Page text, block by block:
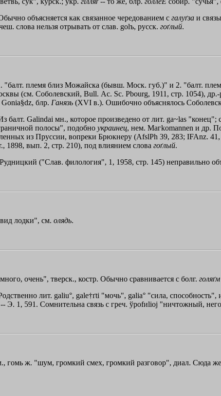
объясняется как связанное чередованием с галуґза и
слова нельзя отрывать от слав. golъ, русск. гоґлый.
"балт. племя близ Можайска (бывш. Моск. губ.)" и 2. "балт.
(см. Соболевский, Bull. Ас. Sc. Pbourg, 1911, стр. 1054), др.-
блр. Ганязь (XVI в.). Ошибочно объяснялось
балт. Galindai мн., которое произведено от лит. ga~las
полосы", подобно украинец, нем. Мaгkomannen и др.
из Пруссии, вопреки Брюкнеру (AfslPh 39, 283; IFAnz.
1898, вып. 2, стр. 210), под влиянием слова гоґлый.
("Слав. филология", 1, 1958, стр. 145) неправильно
лодки", см. олядь.
очень", тверск., костр. Обычно сравнивается с болг. голяґм
лит. galiu°, gale†ґti "мочь", galia° "сила,
Э. 1, 591. Сомнительна связь с греч. ўpofиlioj "ничтожный,
гомь ж. "шум, громкий смех, громкий разговор", диал. Сюда же